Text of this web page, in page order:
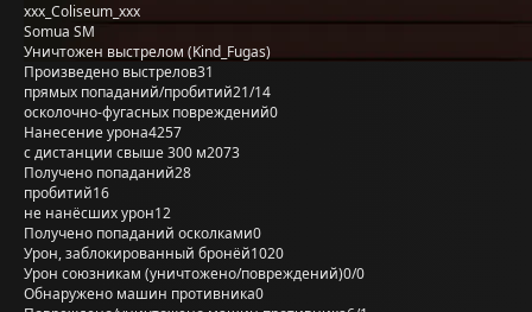
xxx_Coliseum_xxx
Somua SM
Уничтожен выстрелом (Kind_Fugas)
Произведено выстрелов31
прямых попаданий/пробитий21/14
осколочно-фугасных повреждений0
Нанесение урона4257
с дистанции свыше 300 м2073
Получено попаданий28
пробитий16
не нанёсших урон12
Получено попаданий осколками0
Урон, заблокированный бронёй1020
Урон союзникам (уничтожено/повреждений)0/0
Обнаружено машин противника0